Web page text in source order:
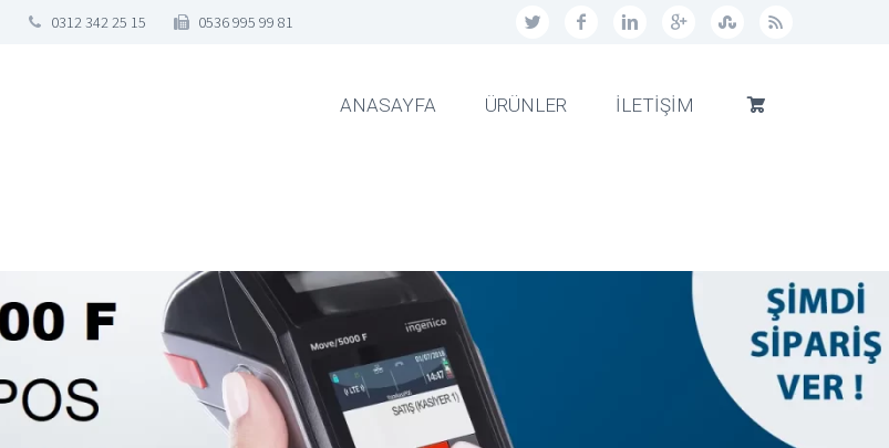
0312 342 25 15 0536 995 99 81
ANASAYFA ÜRÜNLER İLETİŞİM